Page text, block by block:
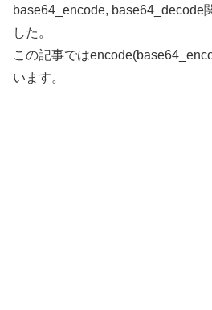
base64_encode, base64_decode
した。
この記事では
います。